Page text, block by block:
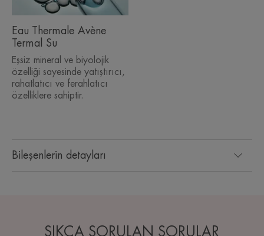
Bileşenlerin detayları
Eau Thermale Avène
Termal Su
Eşsiz mineral ve biyolojik
özelliği sayesinde yatıştırıcı,
rahatlatıcı ve ferahlatıcı
özelliklere sahiptir.
SIKÇA SORULAN SORULAR